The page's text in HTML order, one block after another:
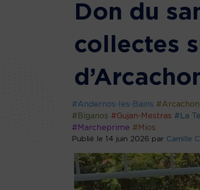
Don du
collectes
#Andernos-les-Bains #Arcachon
#Biganos #Gujan-Mestras #La
#Marcheprime #Mios
Publié le 14 juin 2026 par Camille